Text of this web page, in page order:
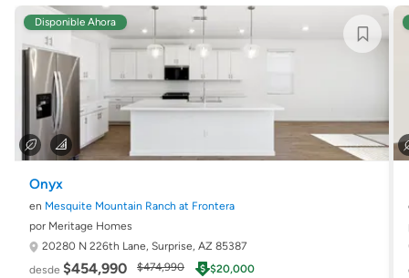
Disponible Ahora
Onyx
en Mesquite Mountain Ranch at Frontera
por Meritage Homes
20280 N 226th Lane, Surprise, AZ 85387
desde $454,990 $474,990 $20,000